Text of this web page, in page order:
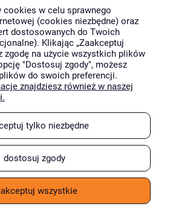
Moje konto
O firmie
Wyróżnili nas
cookies w celu sprawnego
(cookies niezbędne) oraz
dostosowanych do Twoich
Klikając „Zaakceptuj
zgodę na użycie wszystkich plików
"Dostosuj zgody", możesz
do swoich preferencji.
znajdziesz również w naszej
tylko niezbędne
dostosuj zgody
wszystkie